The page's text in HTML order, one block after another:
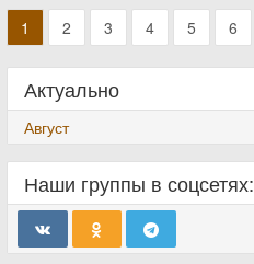
1 2 3 4 5 6
Актуально
Август
Наши группы в соцсетях: